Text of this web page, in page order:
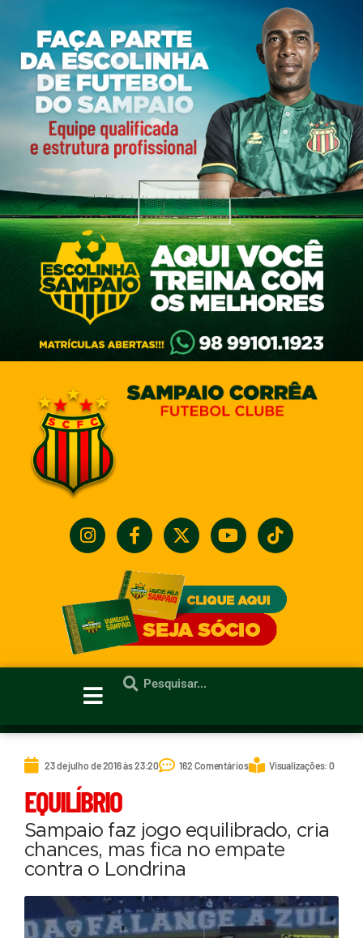
23 de julho de 2016 às 23:20 162 Comentários Visualizações: 0
EQUILÍBRIO
Sampaio faz jogo equilibrado, cria
chances, mas fica no empate
contra o Londrina